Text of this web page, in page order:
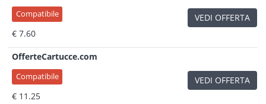
Compatibile
€ 7.60
VEDI OFFERTA
OfferteCartucce.com
Compatibile
€ 11.25
VEDI OFFERTA